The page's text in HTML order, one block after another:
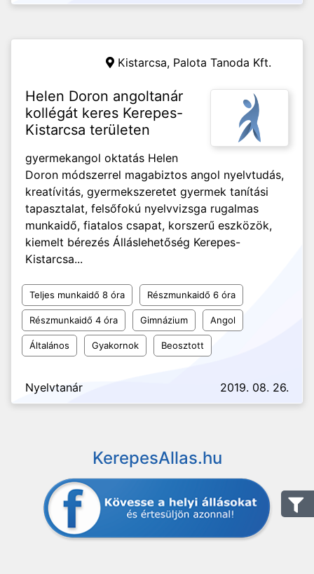
Kistarcsa, Palota Tanoda Kft.
Helen Doron angoltanár
kollégát keres Kerepes-
Kistarcsa területen
gyermekangol oktatás Helen
Doron módszerrel magabiztos angol nyelvtudás,
kreatívitás, gyermekszeretet gyermek tanítási
tapasztalat, felsőfokú nyelvvizsga rugalmas
munkaidő, fiatalos csapat, korszerű eszközök,
kiemelt bérezés Álláslehetőség Kerepes-
Kistarcsa...
Teljes munkaidő 8 óra Részmunkaidő 6 óra
Részmunkaidő 4 óra Gimnázium Angol
Általános Gyakornok Beosztott
Nyelvtanár 2019. 08. 26.
KerepesAllas.hu